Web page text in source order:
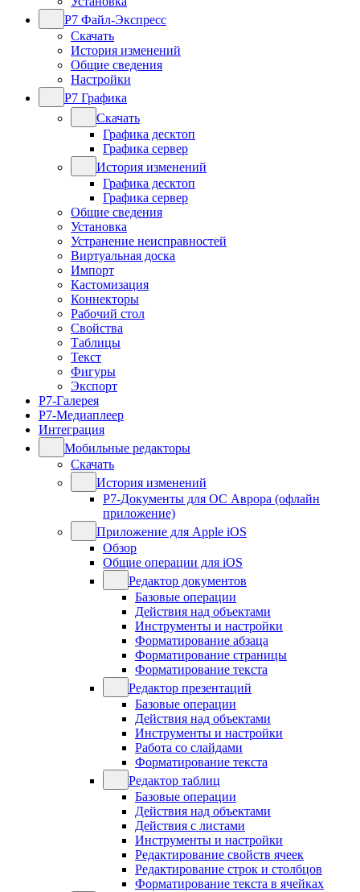
Р7 Файл-Экспресс
Скачать
История изменений
Общие сведения
Настройки
Р7 Графика
Скачать
Графика десктоп
Графика сервер
История изменений
Графика десктоп
Графика сервер
Общие сведения
Установка
Устранение неисправностей
Виртуальная доска
Импорт
Кастомизация
Коннекторы
Рабочий стол
Свойства
Таблицы
Текст
Фигуры
Экспорт
Р7-Галерея
Р7-Медиаплеер
Интеграция
Мобильные редакторы
Скачать
История изменений
Р7-Документы для ОС Аврора (офлайн
приложение)
Приложение для Apple iOS
Обзор
Общие операции для iOS
Редактор документов
Базовые операции
Действия над объектами
Инструменты и настройки
Форматирование абзаца
Форматирование страницы
Форматирование текста
Редактор презентаций
Базовые операции
Действия над объектами
Инструменты и настройки
Работа со слайдами
Форматирование текста
Редактор таблиц
Базовые операции
Действия над объектами
Действия с листами
Инструменты и настройки
Редактирование свойств ячеек
Редактирование строк и столбцов
Форматирование текста в ячейках